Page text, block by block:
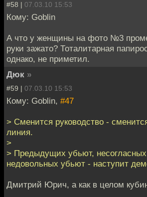
#58 | 07.03.10 15:53
Кому: Goblin
А что у женщины на фото №3
руки зажато? Тоталитарная
однако, не приметил.
Дюк »
#59 | 07.03.10 15:53
Кому: Goblin, #47
> Сменится руководство -
линия.
>
> Предыдущих убьют,
недовольных убьют - наступит
Дмитрий Юрич, а как в целом